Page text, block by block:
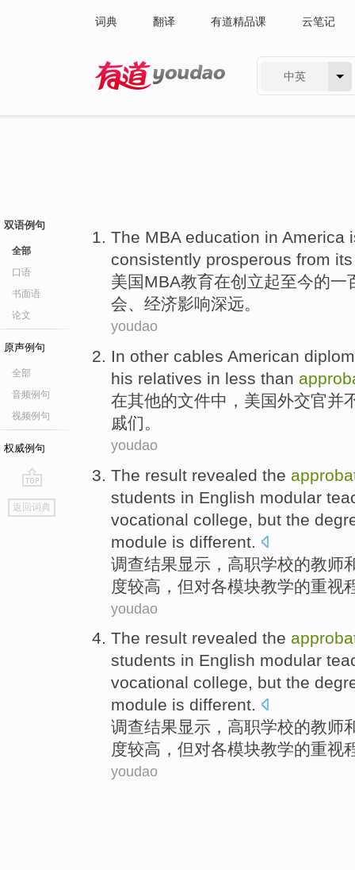
词典 翻译 有道精品课 云笔记
中英
双语例句
全部
口语
书面语
论文
原声例句
全部
音频例句
视频例句
权威例句
go
top
返回词典
The MBA education in America
consistently prosperous from
美国MBA教育在创立起至今的一
会、经济影响深远。
youdao
In other cables American
his relatives in less than
在其他的文件中， 美国外交官并
戚们。
youdao
The result revealed the
students in English modular
vocational college but the
module is different
调查结果显示 ， 高职学校的教师
度较高 ， 但对各模块教学的重视
youdao
The result revealed the
students in English modular
vocational college, but the
module is different.
调查结果显示 ， 高职学校的教师
度较高 ， 但对各模块教学的重视
youdao